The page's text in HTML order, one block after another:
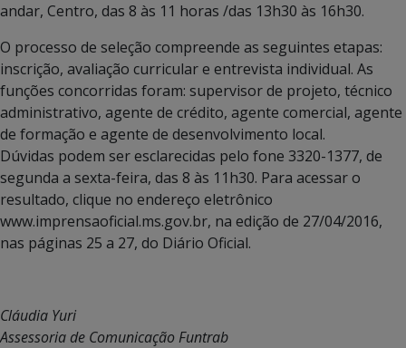
andar, Centro, das 8 às 11 horas /das 13h30 às 16h30.
O processo de seleção compreende as seguintes etapas:
inscrição, avaliação curricular e entrevista individual. As
funções concorridas foram: supervisor de projeto, técnico
administrativo, agente de crédito, agente comercial, agente
de formação e agente de desenvolvimento local.
Dúvidas podem ser esclarecidas pelo fone 3320-1377, de
segunda a sexta-feira, das 8 às 11h30. Para acessar o
resultado, clique no endereço eletrônico
www.imprensaoficial.ms.gov.br, na edição de 27/04/2016,
nas páginas 25 a 27, do Diário Oficial.
Cláudia Yuri
Assessoria de Comunicação Funtrab